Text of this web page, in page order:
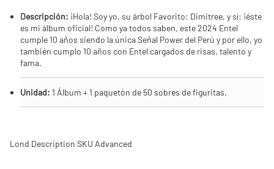
Descripción: ¡Hola! Soy yo, su árbol Favorito: Dimitree, y sí: ¡éste
es mi álbum oficial! Como ya todos saben, este 2024 Entel
cumple 10 años siendo la única Señal Power del Perú y por ello, yo
también cumplo 10 años con Entel cargados de risas, talento y
fama.
Unidad: 1 Álbum + 1 paquetón de 50 sobres de figuritas.
Lond Description SKU Advanced